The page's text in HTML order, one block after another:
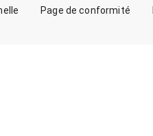
Page de conformité